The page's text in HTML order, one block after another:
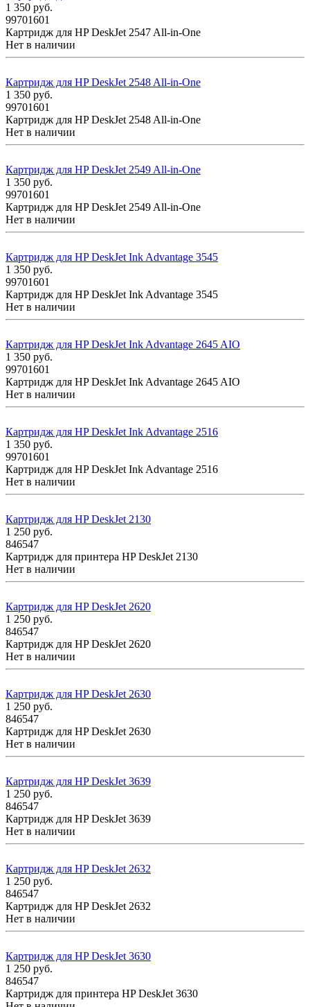
1 350 руб.
99701601
Картридж для HP DeskJet 2547 All-in-One
Нет в наличии
Картридж для HP DeskJet 2548 All-in-One
1 350 руб.
99701601
Картридж для HP DeskJet 2548 All-in-One
Нет в наличии
Картридж для HP DeskJet 2549 All-in-One
1 350 руб.
99701601
Картридж для HP DeskJet 2549 All-in-One
Нет в наличии
Картридж для HP DeskJet Ink Advantage 3545
1 350 руб.
99701601
Картридж для HP DeskJet Ink Advantage 3545
Нет в наличии
Картридж для HP DeskJet Ink Advantage 2645 AIO
1 350 руб.
99701601
Картридж для HP DeskJet Ink Advantage 2645 AIO
Нет в наличии
Картридж для HP DeskJet Ink Advantage 2516
1 350 руб.
99701601
Картридж для HP DeskJet Ink Advantage 2516
Нет в наличии
Картридж для HP DeskJet 2130
1 250 руб.
846547
Картридж для принтера HP DeskJet 2130
Нет в наличии
Картридж для HP DeskJet 2620
1 250 руб.
846547
Картридж для HP DeskJet 2620
Нет в наличии
Картридж для HP DeskJet 2630
1 250 руб.
846547
Картридж для HP DeskJet 2630
Нет в наличии
Картридж для HP DeskJet 3639
1 250 руб.
846547
Картридж для HP DeskJet 3639
Нет в наличии
Картридж для HP DeskJet 2632
1 250 руб.
846547
Картридж для HP DeskJet 2632
Нет в наличии
Картридж для HP DeskJet 3630
1 250 руб.
846547
Картридж для принтера HP DeskJet 3630